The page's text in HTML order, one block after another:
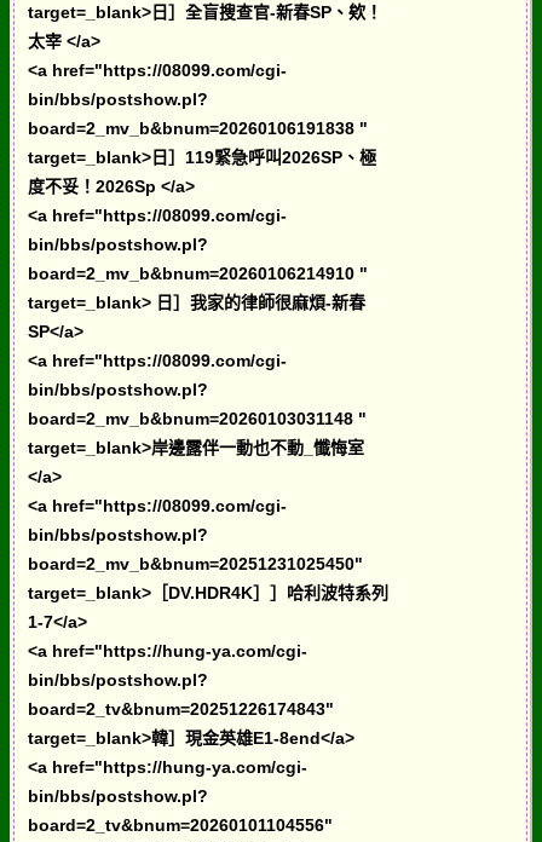
target=_blank>日］全盲搜查官-新春SP、欸！
太宰 </a>
<a href="https://08099.com/cgi-
bin/bbs/postshow.pl?
board=2_mv_b&bnum=20260106191838 "
target=_blank>日］119緊急呼叫2026SP、極
度不妥！2026Sp </a>
<a href="https://08099.com/cgi-
bin/bbs/postshow.pl?
board=2_mv_b&bnum=20260106214910 "
target=_blank> 日］我家的律師很麻煩-新春
SP</a>
<a href="https://08099.com/cgi-
bin/bbs/postshow.pl?
board=2_mv_b&bnum=20260103031148 "
target=_blank>岸邊露伴一動也不動_懺悔室
</a>
<a href="https://08099.com/cgi-
bin/bbs/postshow.pl?
board=2_mv_b&bnum=20251231025450"
target=_blank>［DV.HDR4K］］哈利波特系列
1-7</a>
<a href="https://hung-ya.com/cgi-
bin/bbs/postshow.pl?
board=2_tv&bnum=20251226174843"
target=_blank>韓］現金英雄E1-8end</a>
<a href="https://hung-ya.com/cgi-
bin/bbs/postshow.pl?
board=2_tv&bnum=20260101104556"